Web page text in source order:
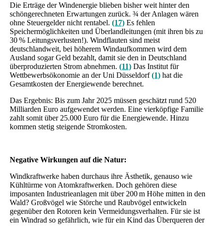
Die Erträge der Windenergie blieben bisher weit hinter den
schöngerechneten Erwartungen zurück. ¾ der Anlagen wären
ohne Steuergelder nicht rentabel. (17) Es fehlen
Speichermöglichkeiten und Überlandleitungen (mit ihren bis zu
30 % Leitungsverlusten!). Windflauten sind meist
deutschlandweit, bei höherem Windaufkommen wird dem
Ausland sogar Geld bezahlt, damit sie den in Deutschland
überproduzierten Strom abnehmen. (11) Das Institut für
Wettbewerbsökonomie an der Uni Düsseldorf(1) hat die
Gesamtkosten der Energiewende berechnet.
Das Ergebnis: Bis zum Jahr 2025 müssen geschätzt rund 520
Milliarden Euro aufgewendet werden. Eine vierköpfige Familie
zahlt somit über 25.000 Euro für die Energiewende. Hinzu
kommen stetig steigende Stromkosten.
Negative Wirkungen auf die Natur:
Windkraftwerke haben durchaus ihre Ästhetik, genauso wie
Kühltürme von Atomkraftwerken. Doch gehören diese
imposanten Industrieanlagen mit über 200 m Höhe mitten in den
Wald? Großvögel wie Störche und Raubvögel entwickeln
gegenüber den Rotoren kein Vermeidungsverhalten. Für sie ist
ein Windrad so gefährlich, wie für ein Kind das Überqueren der